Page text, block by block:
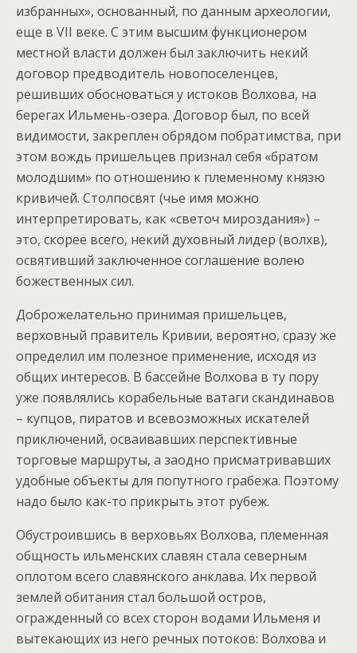
избранных», основанный, по данным археологии,
еще в VII веке. С этим высшим функционером
местной власти должен был заключить некий
договор предводитель новопоселенцев,
решивших обосноваться у истоков Волхова, на
берегах Ильмень-озера. Договор был, по всей
видимости, закреплен обрядом побратимства, при
этом вождь пришельцев признал себя «братом
молодшим» по отношению к племенному князю
кривичей. Столпосвят (чье имя можно
интерпретировать, как «светоч мироздания») –
это, скорее всего, некий духовный лидер (волхв),
освятивший заключенное соглашение волею
божественных сил.
Доброжелательно принимая пришельцев,
верховный правитель Кривии, вероятно, сразу же
определил им полезное применение, исходя из
общих интересов. В бассейне Волхова в ту пору
уже появлялись корабельные ватаги скандинавов
– купцов, пиратов и всевозможных искателей
приключений, осваивавших перспективные
торговые маршруты, а заодно присматривавших
удобные объекты для попутного грабежа. Поэтому
надо было как-то прикрыть этот рубеж.
Обустроившись в верховьях Волхова, племенная
общность ильменских славян стала северным
оплотом всего славянского анклава. Их первой
землей обитания стал большой остров,
огражденный со всех сторон водами Ильменя и
вытекающих из него речных потоков: Волхова и